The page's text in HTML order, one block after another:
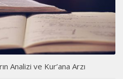
Analizi ve Kur’ana Arzı